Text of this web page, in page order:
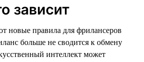
зависит
новые правила для фрилансеров
больше не сводится к обмену
интеллект может